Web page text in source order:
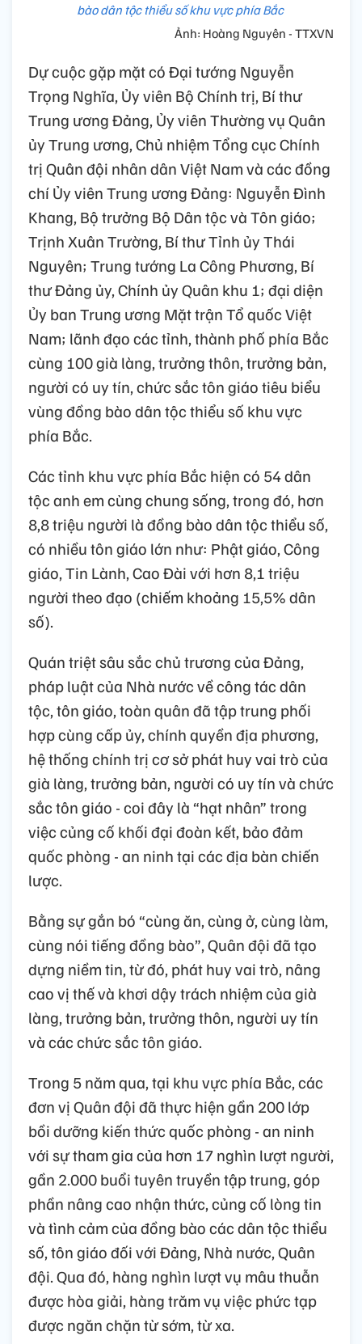
bào dân tộc thiểu số khu vực phía Bắc
Ảnh: Hoàng Nguyên - TTXVN
Dự cuộc gặp mặt có Đại tướng Nguyễn
Trọng Nghĩa, Ủy viên Bộ Chính trị, Bí thư
Trung ương Đảng, Ủy viên Thường vụ Quân
ủy Trung ương, Chủ nhiệm Tổng cục Chính
trị Quân đội nhân dân Việt Nam và các đồng
chí Ủy viên Trung ương Đảng: Nguyễn Đình
Khang, Bộ trưởng Bộ Dân tộc và Tôn giáo;
Trịnh Xuân Trường, Bí thư Tỉnh ủy Thái
Nguyên; Trung tướng La Công Phương, Bí
thư Đảng ủy, Chính ủy Quân khu 1; đại diện
Ủy ban Trung ương Mặt trận Tổ quốc Việt
Nam; lãnh đạo các tỉnh, thành phố phía Bắc
cùng 100 già làng, trưởng thôn, trưởng bản,
người có uy tín, chức sắc tôn giáo tiêu biểu
vùng đồng bào dân tộc thiểu số khu vực
phía Bắc.
Các tỉnh khu vực phía Bắc hiện có 54 dân
tộc anh em cùng chung sống, trong đó, hơn
8,8 triệu người là đồng bào dân tộc thiểu số,
có nhiều tôn giáo lớn như: Phật giáo, Công
giáo, Tin Lành, Cao Đài với hơn 8,1 triệu
người theo đạo (chiếm khoảng 15,5% dân
số).
Quán triệt sâu sắc chủ trương của Đảng,
pháp luật của Nhà nước về công tác dân
tộc, tôn giáo, toàn quân đã tập trung phối
hợp cùng cấp ủy, chính quyền địa phương,
hệ thống chính trị cơ sở phát huy vai trò của
già làng, trưởng bản, người có uy tín và chức
sắc tôn giáo - coi đây là “hạt nhân” trong
việc củng cố khối đại đoàn kết, bảo đảm
quốc phòng - an ninh tại các địa bàn chiến
lược.
Bằng sự gắn bó “cùng ăn, cùng ở, cùng làm,
cùng nói tiếng đồng bào”, Quân đội đã tạo
dựng niềm tin, từ đó, phát huy vai trò, nâng
cao vị thế và khơi dậy trách nhiệm của già
làng, trưởng bản, trưởng thôn, người uy tín
và các chức sắc tôn giáo.
Trong 5 năm qua, tại khu vực phía Bắc, các
đơn vị Quân đội đã thực hiện gần 200 lớp
bồi dưỡng kiến thức quốc phòng - an ninh
với sự tham gia của hơn 17 nghìn lượt người,
gần 2.000 buổi tuyên truyền tập trung, góp
phần nâng cao nhận thức, củng cố lòng tin
và tình cảm của đồng bào các dân tộc thiểu
số, tôn giáo đối với Đảng, Nhà nước, Quân
đội. Qua đó, hàng nghìn lượt vụ mâu thuẫn
được hòa giải, hàng trăm vụ việc phức tạp
được ngăn chặn từ sớm, từ xa.